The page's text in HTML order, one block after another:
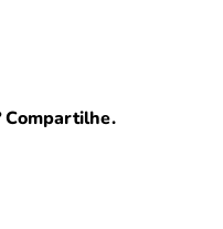
Compartilhe.